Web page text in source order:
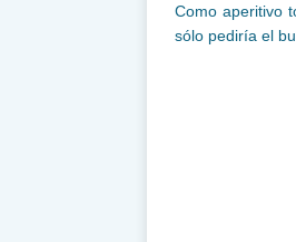
Como aperitivo
sólo pediría el